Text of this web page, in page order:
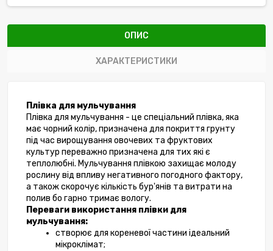
ОПИС
ХАРАКТЕРИСТИКИ
Плівка для мульчування
Плівка для мульчування - це спеціальний плівка, яка
має чорний колір, призначена для покриття грунту
під час вирощування овочевих та фруктових
культур переважно призначена для тих які є
теплолюбні. Мульчування плівкою захищає молоду
рослину від впливу негативного погодного фактору,
а також скорочує кількість бур'янів та витрати на
полив бо гарно тримає вологу.
Переваги використання плівки для
мульчування:
створює для кореневої частини ідеальний
мікроклімат;